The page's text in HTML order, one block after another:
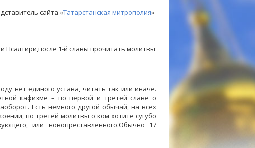
сайта «Татарстанская митрополия»
Псалтири,после 1-й славы прочитать молитвы
нет единого устава, читать так или иначе.
кафизме – по первой и третей славе о
Есть немного другой обычай, на всех
по третей молитвы о ком хотите сугубо
или новопреставленного.Обычно 17